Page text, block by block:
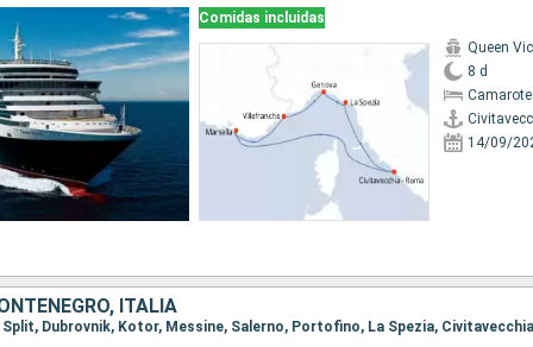
Comidas incluidas
Queen
8 d
14/09/
ITALIA
Dubrovnik, Kotor, Messine, Salerno, Portofino, La Spezia,